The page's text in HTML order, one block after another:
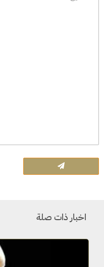
اخبار ذات صلة